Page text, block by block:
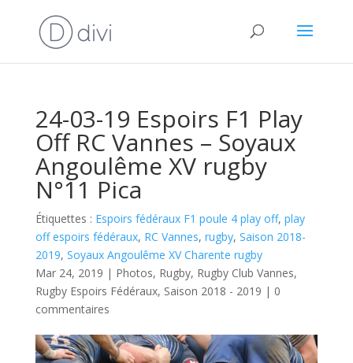
24-03-19 Espoirs F1 Play
Off RC Vannes – Soyaux
Angoulême XV rugby
N°11 Pica
Étiquettes : Espoirs fédéraux F1 poule 4 play off, play
off espoirs fédéraux, RC Vannes, rugby, Saison 2018-
2019, Soyaux Angoulême XV Charente rugby
Mar 24, 2019 | Photos, Rugby, Rugby Club Vannes,
Rugby Espoirs Fédéraux, Saison 2018 - 2019 | 0
commentaires